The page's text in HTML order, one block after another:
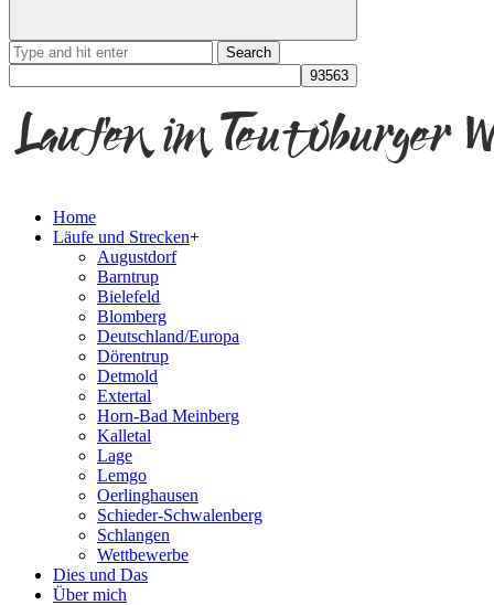
Search
for:
Home
Läufe und Strecken+
Augustdorf
Barntrup
Bielefeld
Blomberg
Deutschland/Europa
Dörentrup
Detmold
Extertal
Horn-Bad Meinberg
Kalletal
Lage
Lemgo
Oerlinghausen
Schieder-Schwalenberg
Schlangen
Wettbewerbe
Dies und Das
Über mich